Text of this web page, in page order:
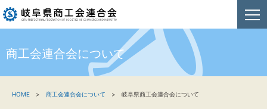
新着情報
商工会連合会について
HOME 商工会連合会について 岐阜県商工会連合会について